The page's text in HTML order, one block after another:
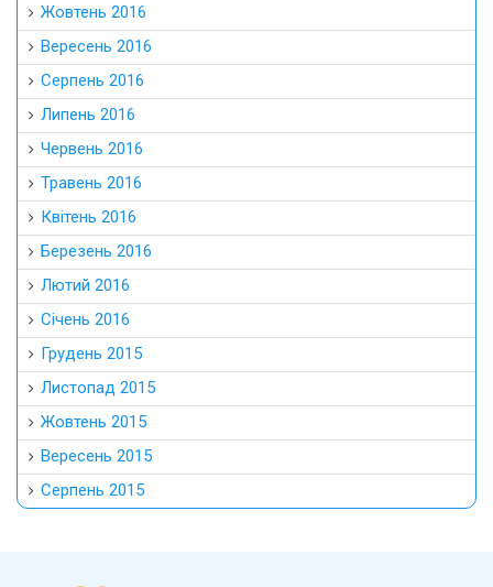
Жовтень 2016
Вересень 2016
Серпень 2016
Липень 2016
Червень 2016
Травень 2016
Квітень 2016
Березень 2016
Лютий 2016
Січень 2016
Грудень 2015
Листопад 2015
Жовтень 2015
Вересень 2015
Серпень 2015